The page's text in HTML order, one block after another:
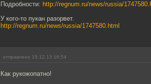
Подробности: http://regnum.ru/news/russia/
У кого-то пукан разорвет.
http://regnum.ru/news/russia/1747580.html
отправлено 19.12.13 16:54
Как рукожопатно!